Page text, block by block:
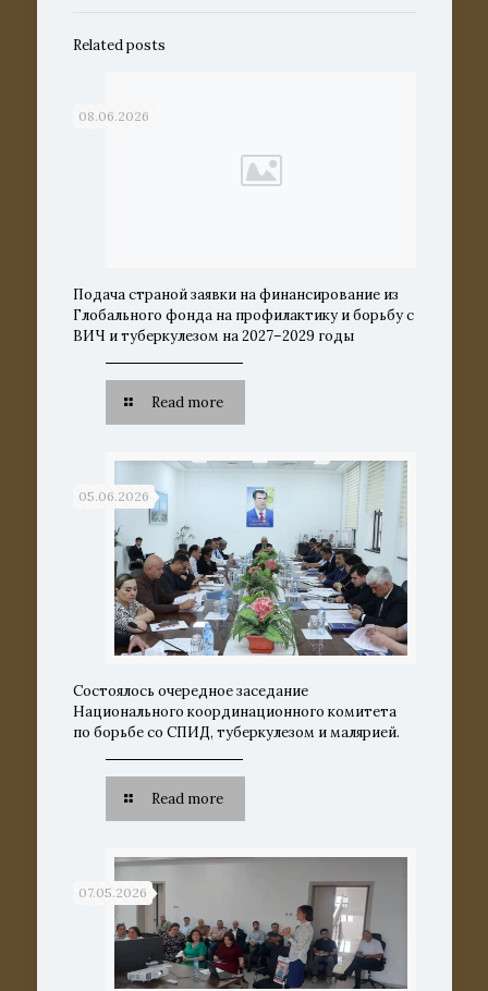
Related posts
08.06.2026
Подача страной заявки на финансирование из
Глобального фонда на профилактику и борьбу с
ВИЧ и туберкулезом на 2027–2029 годы
Read more
05.06.2026
Состоялось очередное заседание
Национального координационного комитета
по борьбе со СПИД, туберкулезом и малярией.
Read more
07.05.2026